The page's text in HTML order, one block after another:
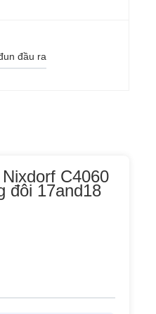
đầu ra
C4060
đôi 17and18